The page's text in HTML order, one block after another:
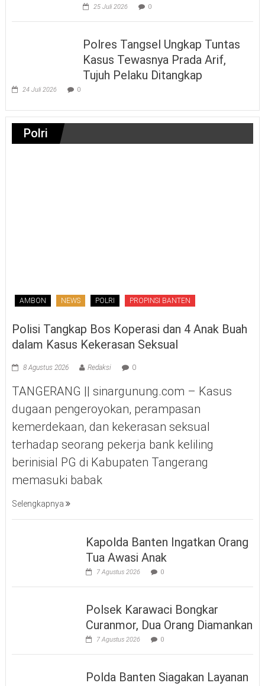
25 Juli 2026 0
Polres Tangsel Ungkap Tuntas
Kasus Tewasnya Prada Arif,
Tujuh Pelaku Ditangkap
24 Juli 2026 0
Polri
AMBON NEWS POLRI PROPINSI BANTEN
Polisi Tangkap Bos Koperasi dan 4 Anak Buah
dalam Kasus Kekerasan Seksual
8 Agustus 2026 Redaksi 0
TANGERANG || sinargunung.com – Kasus
dugaan pengeroyokan, perampasan
kemerdekaan, dan kekerasan seksual
terhadap seorang pekerja bank keliling
berinisial PG di Kabupaten Tangerang
memasuki babak
Selengkapnya
Kapolda Banten Ingatkan Orang
Tua Awasi Anak
7 Agustus 2026 0
Polsek Karawaci Bongkar
Curanmor, Dua Orang Diamankan
7 Agustus 2026 0
Polda Banten Siagakan Layanan